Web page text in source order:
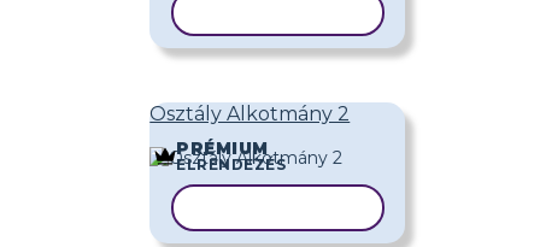
Osztály Alkotmány 2
PRÉMIUM
ELRENDEZÉS